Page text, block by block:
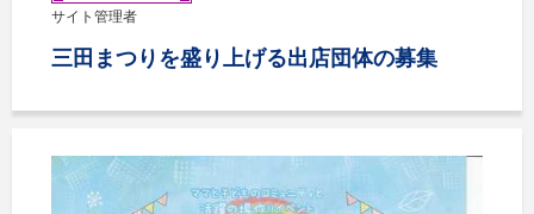
サイト管理者
三田まつりを盛り上げる出店団体の募集